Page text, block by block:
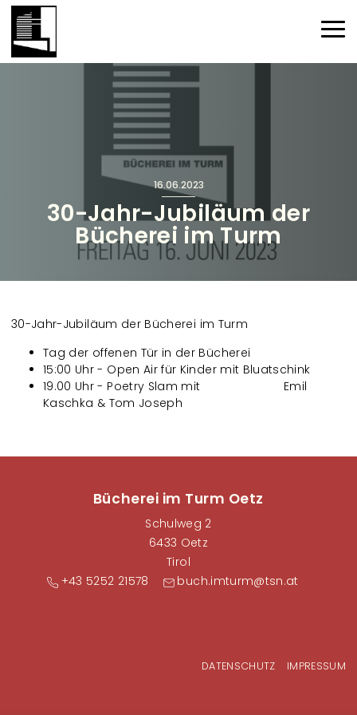
16.06.2023
30-Jahr-Jubiläum der
Bücherei im Turm
30-Jahr-Jubiläum der Bücherei im Turm
Tag der offenen Tür in der Bücherei
15:00 Uhr - Open Air für Kinder mit Bluatschink
19.00 Uhr - Poetry Slam mit Emil
Kaschka & Tom Joseph
Bücherei im Turm Oetz
Schulweg 2
6433 Oetz
Tirol
+43 5252 21578
buch.imturm@tsn.at
DATENSCHUTZ IMPRESSUM